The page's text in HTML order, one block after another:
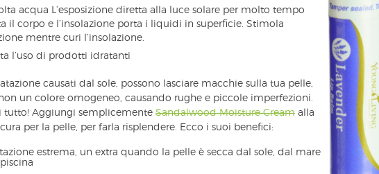
acqua L’esposizione diretta alla luce solare per molto tempo
il corpo e l’insolazione porta i liquidi in superficie. Stimola
mentre curi l’insolazione.
l’uso di prodotti idratanti
causati dal sole, possono lasciare macchie sulla tua pelle,
un colore omogeneo, causando rughe e piccole imperfezioni.
tutto! Aggiungi semplicemente Sandalwood Moisture Cream alla
per la pelle, per farla risplendere. Ecco i suoi benefici:
estrema, un extra quando la pelle è secca dal sole, dal mare